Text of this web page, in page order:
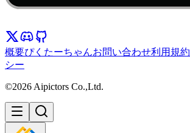
概要ぴくたーちゃんお問い合わせ利用規約
シー
©2026 Aipictors Co.,Ltd.